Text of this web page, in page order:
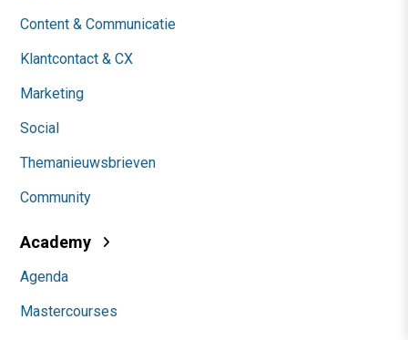
Content & Communicatie
Klantcontact & CX
Marketing
Social
Themanieuwsbrieven
Community
Academy
Agenda
Mastercourses